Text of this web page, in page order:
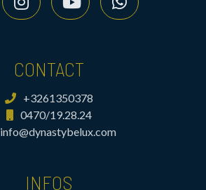
CONTACT
+3261350378
0470/19.28.24
info@dynastybelux.com
INFOS